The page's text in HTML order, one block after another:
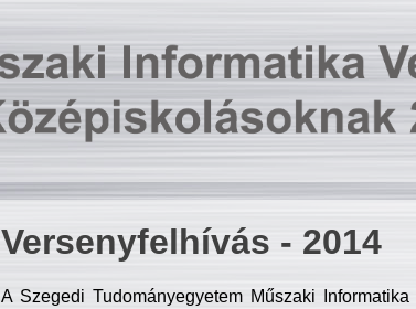
Versenyfelhívás - 2014
A Szegedi Tudományegyetem Műszaki